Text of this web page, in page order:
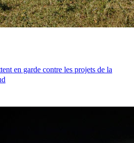
en garde contre les projets de la